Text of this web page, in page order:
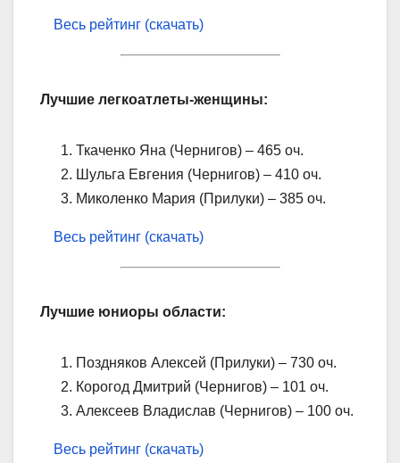
Весь рейтинг (скачать)
Лучшие легкоатлеты-женщины:
Ткаченко Яна (Чернигов) – 465 оч.
Шульга Евгения (Чернигов) – 410 оч.
Миколенко Мария (Прилуки) – 385 оч.
Весь рейтинг (скачать)
Лучшие юниоры области:
Поздняков Алексей (Прилуки) – 730 оч.
Корогод Дмитрий (Чернигов) – 101 оч.
Алексеев Владислав (Чернигов) – 100 оч.
Весь рейтинг (скачать)